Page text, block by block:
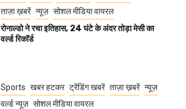
ताज़ा ख़बरें न्यूज़ सोशल मीडिया वायरल
रोनाल्डो ने रचा इतिहास, 24 घंटे के अंदर तोड़ा मेसी का
वर्ल्ड रिकॉर्ड
Sports खबर हटकर ट्रेंडिंग खबरें ताज़ा ख़बरें न्यूज़
वर्ल्ड न्यूज़ सोशल मीडिया वायरल